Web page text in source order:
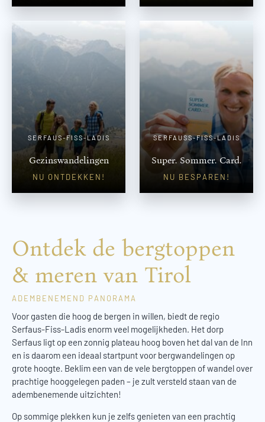
SERFAUS-FISS-LADIS
Gezinswandelingen
NU ONTDEKKEN!
SERFAUSS-FISS-LADIS
Super. Sommer. Card.
NU BESPAREN!
Ontdek de bergtoppen
& meren van Tirol
ADEMBENEMEND PANORAMA
Voor gasten die hoog de bergen in willen, biedt de regio
Serfaus-Fiss-Ladis enorm veel mogelijkheden. Het dorp
Serfaus ligt op een zonnig plateau hoog boven het dal van de Inn
en is daarom een ideaal startpunt voor bergwandelingen op
grote hoogte. Beklim een van de vele bergtoppen of wandel over
prachtige hooggelegen paden – je zult versteld staan van de
adembenemende uitzichten!
Op sommige plekken kun je zelfs genieten van een prachtig